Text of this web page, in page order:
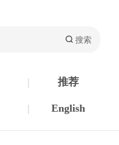
| 推荐
| English